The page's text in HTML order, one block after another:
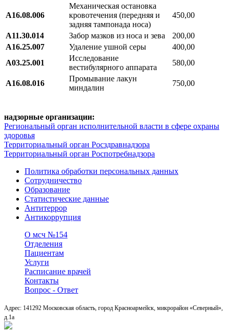
А16.08.006
Механическая остановка
кровотечения (передняя и
задняя тампонада носа)
450,00
A11.30.014 Забор мазков из носа и зева
200,00
А16.25.007
Удаление ушной серы
400,00
A03.25.001
Исследование
вестибулярного аппарата
580,00
A16.08.016
Промывание лакун
миндалин
750,00
надзорные организации:
Региональный орган исполнительной власти в сфере охраны
здоровья
Территориальный орган Росздравнадзора
Территориальный орган Роспотребнадзора
Политика обработки персональных данных
Сотрудничество
Образование
Статистические данные
Антитеррор
Антикоррупция
О мсч №154
Отделения
Пациентам
Услуги
Расписание врачей
Контакты
Вопрос - Ответ
Адрес: 141292 Московская область, город Красноармейск, микрорайон «Северный»,
д.1a